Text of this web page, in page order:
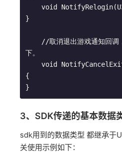
}
下。
{
}
3、SDK传递的基本数据
sdk用到的数据类型 都继承于
关使用示例如下：